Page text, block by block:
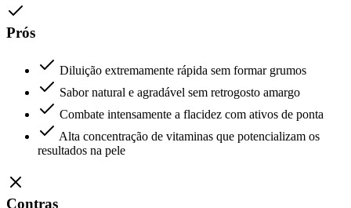
Prós
Diluição extremamente rápida sem formar grumos
Sabor natural e agradável sem retrogosto amargo
Combate intensamente a flacidez com ativos de ponta
Alta concentração de vitaminas que potencializam os
resultados na pele
Contras